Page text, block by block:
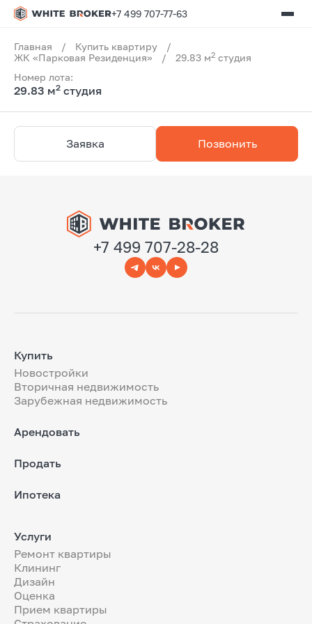
+7 499 707-77-63
Главная / Купить квартиру
/
ЖК «Парковая Резиденция»
/ 29.83 м2 студия
Номер лота:
29.83 м2 студия
Заявка Позвонить
+7 499 707-28-28
Купить
Новостройки
Вторичная недвижимость
Зарубежная недвижимость
Арендовать
Продать
Ипотека
Услуги
Ремонт квартиры
Клининг
Дизайн
Оценка
Прием квартиры